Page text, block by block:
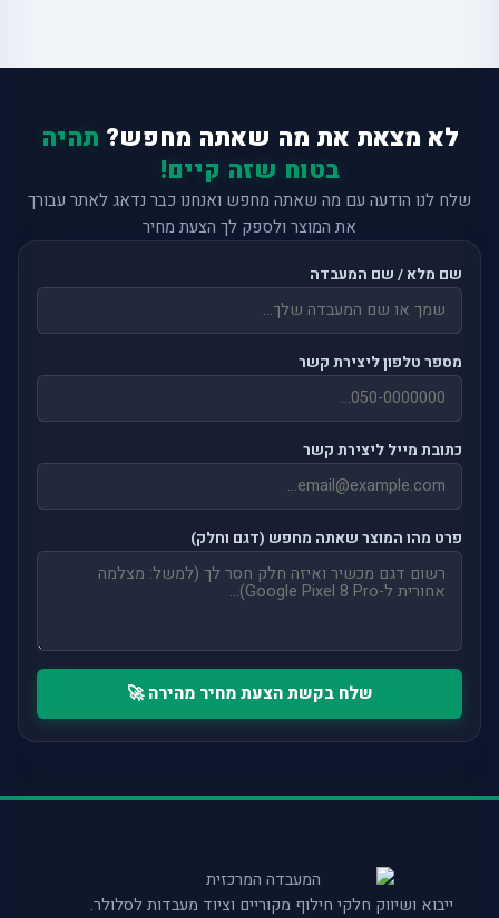
לא מצאת את מה שאתה מחפש? תהיה
בטוח שזה קיים!
שלח לנו הודעה עם מה שאתה מחפש ואנחנו כבר נדאג לאתר עבורך
את המוצר ולספק לך הצעת מחיר
שם מלא / שם המעבדה
מספר טלפון ליצירת קשר
כתובת מייל ליצירת קשר
פרט מהו המוצר שאתה מחפש (דגם וחלק)
שלח בקשת הצעת מחיר מהירה 🚀
ייבוא ושיווק חלקי חילוף מקוריים וציוד מעבדות לסלולר.